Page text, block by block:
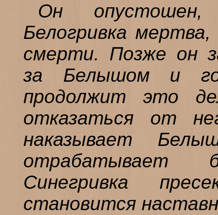
Он
Белогривка
смерти. Позже он
за Белышом и
продолжит это
отказаться от
наказывает
отрабатывает
Синегривка
становится